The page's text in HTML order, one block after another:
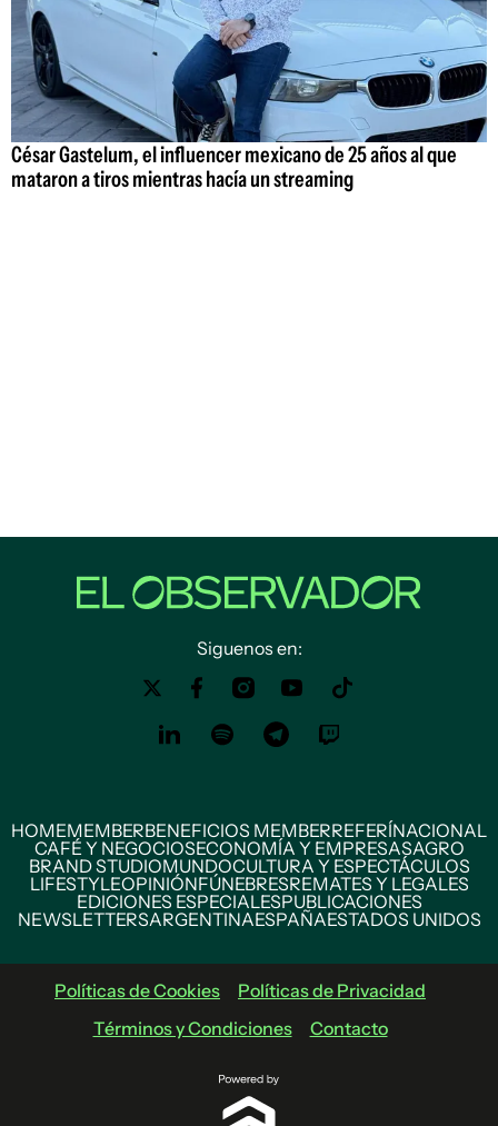
César Gastelum, el influencer mexicano de 25 años al que
mataron a tiros mientras hacía un streaming
Siguenos en:
HOMEMEMBERBENEFICIOS MEMBERREFERÍNACIONAL
CAFÉ Y NEGOCIOSECONOMÍA Y EMPRESASAGRO
BRAND STUDIOMUNDOCULTURA Y ESPECTÁCULOS
LIFESTYLEOPINIÓNFÚNEBRESREMATES Y LEGALES
EDICIONES ESPECIALESPUBLICACIONES
NEWSLETTERSARGENTINAESPAÑAESTADOS UNIDOS
Políticas de Cookies
Políticas de Privacidad
Términos y Condiciones
Contacto